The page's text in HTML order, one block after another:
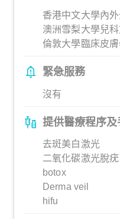
香港中文大學內
澳洲雪梨大學兒
倫敦大學臨床皮
緊急服務
沒有
提供醫療程序及
去斑美白激光
二氧化碳激光脫疣
botox
Derma veil
hifu